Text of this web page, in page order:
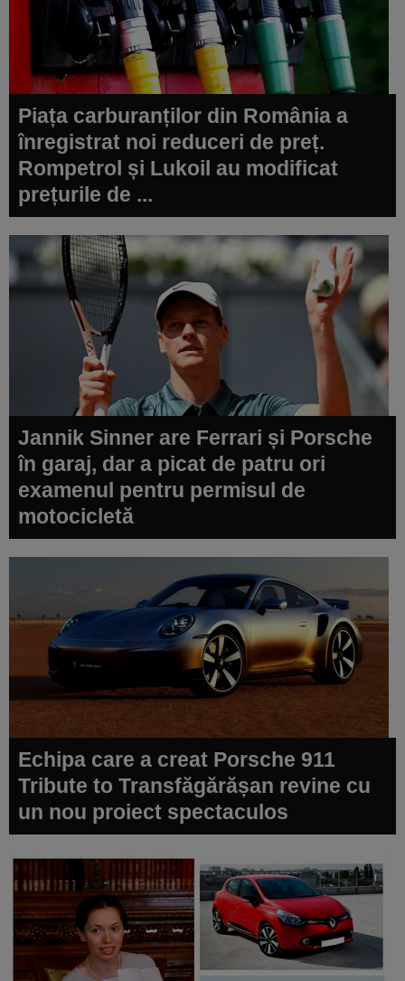
Piața carburanților din România a
înregistrat noi reduceri de preț.
Rompetrol și Lukoil au modificat
prețurile de ...
Jannik Sinner are Ferrari și Porsche
în garaj, dar a picat de patru ori
examenul pentru permisul de
motocicletă
Echipa care a creat Porsche 911
Tribute to Transfăgărășan revine cu
un nou proiect spectaculos